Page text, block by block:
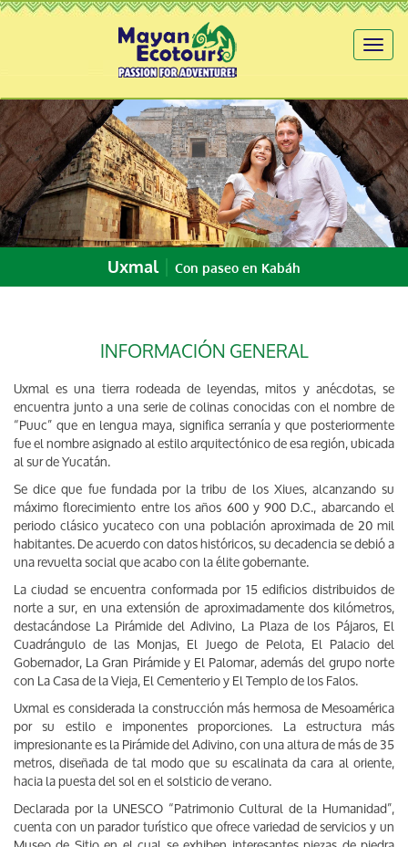
Uxmal Con paseo en Kabáh
INFORMACIÓN GENERAL
Uxmal es una tierra rodeada de leyendas, mitos y anécdotas, se
encuentra junto a una serie de colinas conocidas con el nombre de
“Puuc” que en lengua maya, significa serranía y que posteriormente
fue el nombre asignado al estilo arquitectónico de esa región, ubicada
al sur de Yucatán.
Se dice que fue fundada por la tribu de los Xiues, alcanzando su
máximo florecimiento entre los años 600 y 900 D.C., abarcando el
periodo clásico yucateco con una población aproximada de 20 mil
habitantes. De acuerdo con datos históricos, su decadencia se debió a
una revuelta social que acabo con la élite gobernante.
La ciudad se encuentra conformada por 15 edificios distribuidos de
norte a sur, en una extensión de aproximadamente dos kilómetros,
destacándose La Pirámide del Adivino, La Plaza de los Pájaros, El
Cuadrángulo de las Monjas, El Juego de Pelota, El Palacio del
Gobernador, La Gran Pirámide y El Palomar, además del grupo norte
con La Casa de la Vieja, El Cementerio y El Templo de los Falos.
Uxmal es considerada la construcción más hermosa de Mesoamérica
por su estilo e imponentes proporciones. La estructura más
impresionante es la Pirámide del Adivino, con una altura de más de 35
metros, diseñada de tal modo que su escalinata da cara al oriente,
hacia la puesta del sol en el solsticio de verano.
Declarada por la UNESCO “Patrimonio Cultural de la Humanidad”,
cuenta con un parador turístico que ofrece variedad de servicios y un